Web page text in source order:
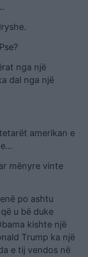
nga një
dal nga një
amerikan e
mënyre vinte
po ashtu
u bë duke
kishte një
Trump ka një
e tij vendos në